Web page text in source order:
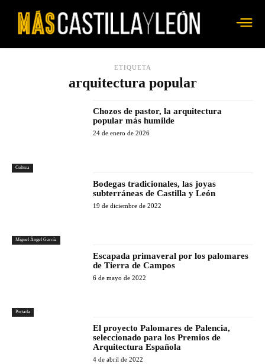
ETIQUETA
arquitectura popular
Cultura
Chozos de pastor, la arquitectura
popular más humilde
24 de enero de 2026
Miguel Ángel García
Bodegas tradicionales, las joyas
subterráneas de Castilla y León
19 de diciembre de 2022
Portada
Escapada primaveral por los palomares
de Tierra de Campos
6 de mayo de 2022
El proyecto Palomares de Palencia,
seleccionado para los Premios de
Arquitectura Española
4 de abril de 2022